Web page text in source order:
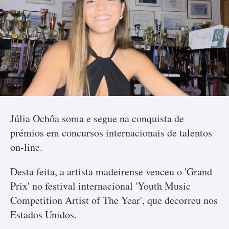
Júlia Ochôa soma e segue na conquista de
prémios em concursos internacionais de talentos
on-line.
Desta feita, a artista madeirense venceu o 'Grand
Prix' no festival internacional 'Youth Music
Competition Artist of The Year', que decorreu nos
Estados Unidos.